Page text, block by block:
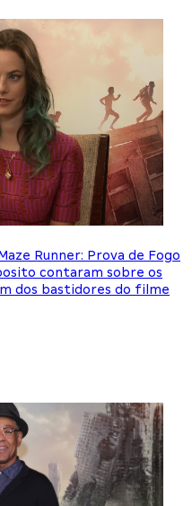
Runner: Prova de Fogo
contaram sobre os
dos bastidores do filme